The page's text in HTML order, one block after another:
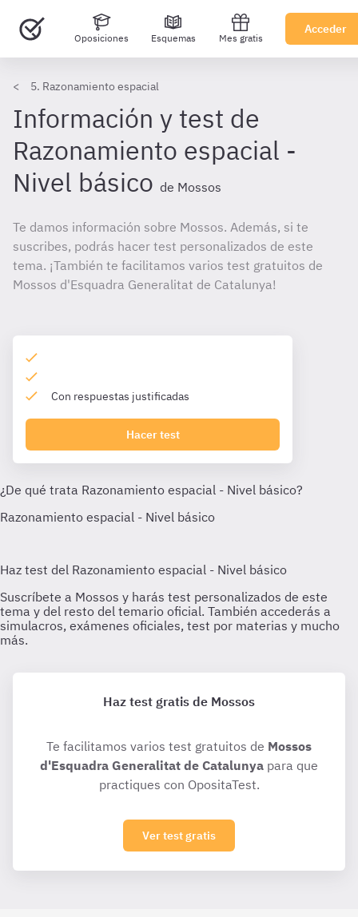
Oposiciones Esquemas Mes gratis
Acceder
5. Razonamiento espacial
Información y test de
Razonamiento espacial -
Nivel básico de Mossos
Te damos información sobre Mossos. Además, si te
suscribes, podrás hacer test personalizados de este
tema. ¡También te facilitamos varios test gratuitos de
Mossos d'Esquadra Generalitat de Catalunya!
Con respuestas justificadas
Hacer test
Haz test gratis de Mossos
Te facilitamos varios test gratuitos de Mossos
d'Esquadra Generalitat de Catalunya para que
practiques con OpositaTest.
Ver test gratis